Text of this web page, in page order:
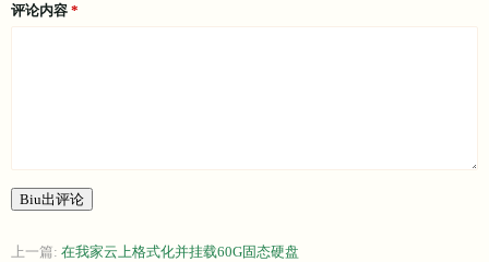
评论内容
Biu出评论
上一篇: 在我家云上格式化并挂载60G固态硬盘